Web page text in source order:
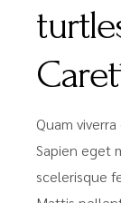
Quam
Sapien eget
scelerisque